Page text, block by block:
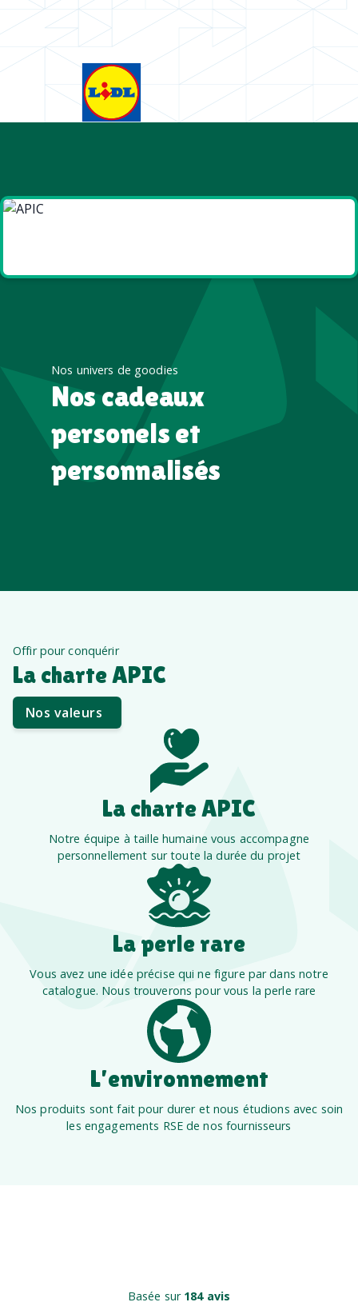
Nos univers de goodies
Nos cadeaux
personels et
personnalisés
Offir pour conquérir
La charte APIC
Nos valeurs
La charte APIC
Notre équipe à taille humaine vous accompagne
personnellement sur toute la durée du projet
La perle rare
Vous avez une idée précise qui ne figure par dans notre
catalogue. Nous trouverons pour vous la perle rare
L’environnement
Nos produits sont fait pour durer et nous étudions avec soin
les engagements RSE de nos fournisseurs
Basée sur 184 avis